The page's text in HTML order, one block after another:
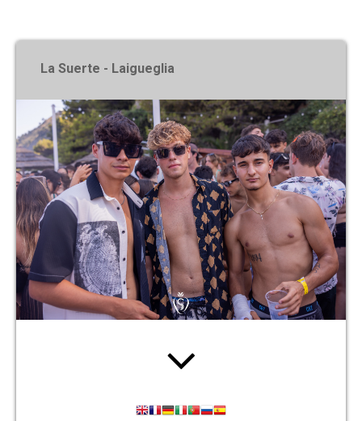
La Suerte - Laigueglia